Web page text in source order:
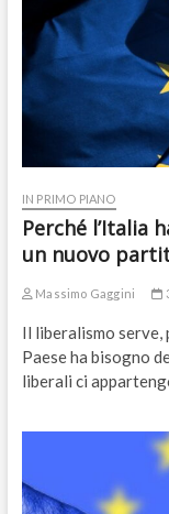
IN PRIMO PIANO
Perché l’Italia
un nuovo
Massimo Gaggini
Il liberalismo serve,
Paese ha bisogno
liberali ci